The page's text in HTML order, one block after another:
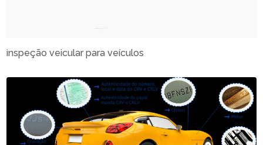
inspeção veicular para veículos